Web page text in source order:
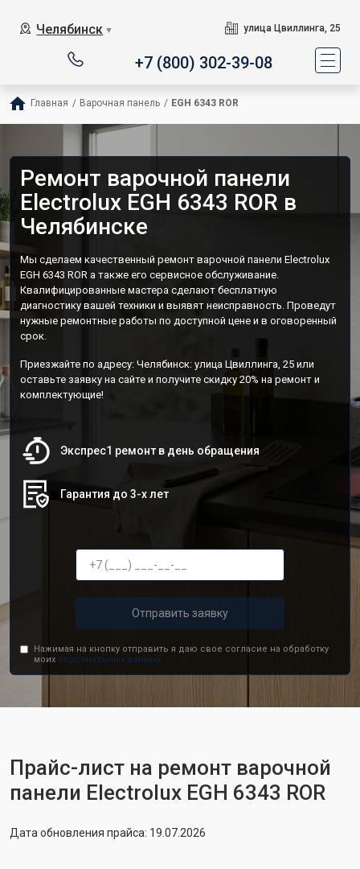
Челябинск ▼ улица Цвиллинга, 25
+7 (800) 302-39-08
Главная / Варочная панель / EGH 6343 ROR
Ремонт варочной панели
Electrolux EGH 6343 ROR в
Челябинске
Мы сделаем качественный ремонт варочной панели Electrolux
EGH 6343 ROR а также его сервисное обслуживание.
Квалифицированные мастера сделают бесплатную
диагностику вашей техники и выявят неисправность. Проведут
нужные ремонтные работы по доступной цене и в оговоренный
срок.
Приезжайте по адресу: Челябинск: улица Цвиллинга, 25 или
оставьте заявку на сайте и получите скидку 20% на ремонт и
комплектующие!
Экспрес1 ремонт в день обращения
Гарантия до 3-х лет
Отправить заявку
Нажимая на кнопку отправить я даю свое согласие на обработку
моих персональных данных.
Прайс-лист на ремонт варочной
панели Electrolux EGH 6343 ROR
Дата обновления прайса: 19.07.2026